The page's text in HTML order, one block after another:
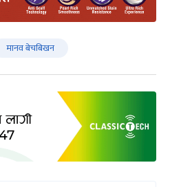
मानव बेचबिखन